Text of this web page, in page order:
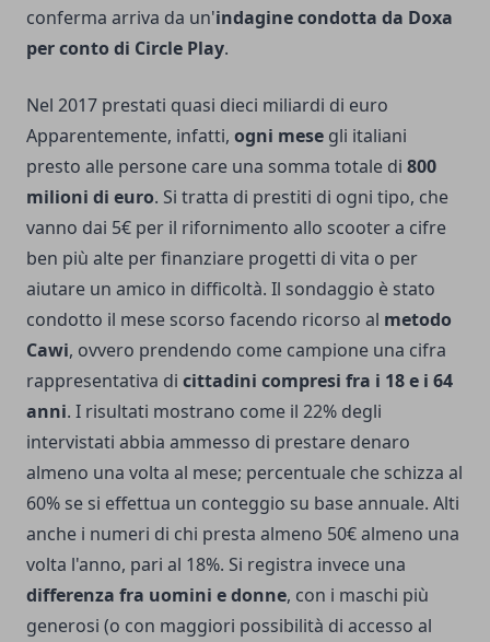
conferma arriva da un'indagine condotta da Doxa
per conto di Circle Play.
Nel 2017 prestati quasi dieci miliardi di euro
Apparentemente, infatti, ogni mese gli italiani
presto alle persone care una somma totale di 800
milioni di euro. Si tratta di prestiti di ogni tipo, che
vanno dai 5€ per il rifornimento allo scooter a cifre
ben più alte per finanziare progetti di vita o per
aiutare un amico in difficoltà. Il sondaggio è stato
condotto il mese scorso facendo ricorso al metodo
Cawi, ovvero prendendo come campione una cifra
rappresentativa di cittadini compresi fra i 18 e i 64
anni. I risultati mostrano come il 22% degli
intervistati abbia ammesso di prestare denaro
almeno una volta al mese; percentuale che schizza al
60% se si effettua un conteggio su base annuale. Alti
anche i numeri di chi presta almeno 50€ almeno una
volta l'anno, pari al 18%. Si registra invece una
differenza fra uomini e donne, con i maschi più
generosi (o con maggiori possibilità di accesso al